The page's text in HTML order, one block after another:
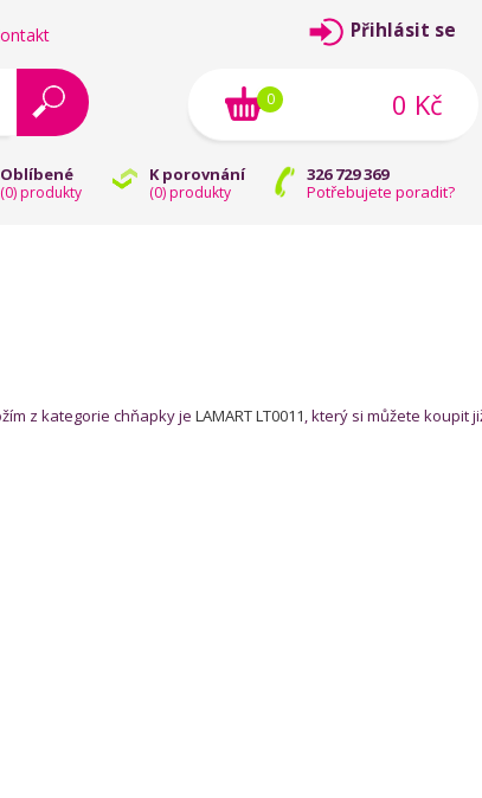
Oblíbené
(0) produkty
K porovnání
(0) produkty
326 729 369
Potřebujete poradit?
Přihlásit se
0 Kč
0
z kategorie chňapky je LAMART LT0011, který si můžete koupit